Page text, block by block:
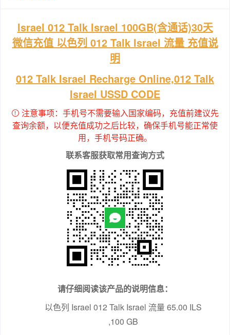
Israel 012 Talk Israel 100GB(含通话)30天
微信充值 以色列 012 Talk Israel 流量 充值说
明
012 Talk Israel Recharge Online,012 Talk
Israel USSD CODE
注意事项：手机号不需要输入国家编码，充值前建议先
查询余额，以便充值成功之后比较，确保手机号能正常使
用，手机号码正确。
联系客服获取常用查询方式
请仔细阅读该产品的说明信息：
以色列 Israel 012 Talk Israel 流量 65.00 ILS